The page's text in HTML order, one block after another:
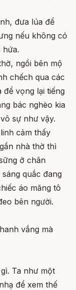
đưa lúa để
nếu không có
hứa.
ngồi bên mộ
chếch qua các
để vọng lại tiếng
bác nghèo kia
sự như vậy.
cảm thấy
nhà thờ thì
ở chân
quắc đang
áo măng tô
bên người.
vắng mà
Ta như một
để xem thế